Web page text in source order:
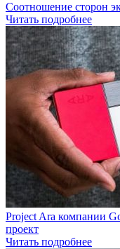
Соотношение сторон
Читать подробнее
Project Ara компании
проект
Читать подробнее